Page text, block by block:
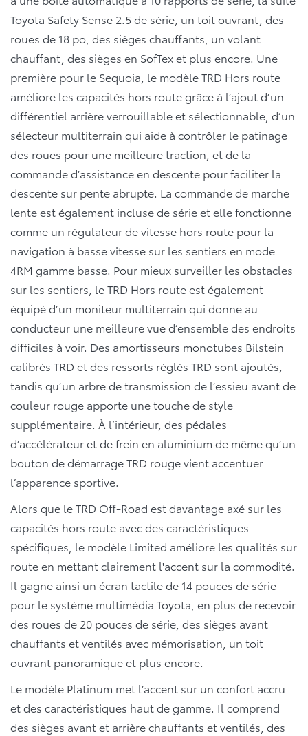
Toyota Safety Sense 2.5 de série, un toit ouvrant, des
roues de 18 po, des sièges chauffants, un volant
chauffant, des sièges en SofTex et plus encore. Une
première pour le Sequoia, le modèle TRD Hors route
améliore les capacités hors route grâce à l’ajout d’un
différentiel arrière verrouillable et sélectionnable, d’un
sélecteur multiterrain qui aide à contrôler le patinage
des roues pour une meilleure traction, et de la
commande d’assistance en descente pour faciliter la
descente sur pente abrupte. La commande de marche
lente est également incluse de série et elle fonctionne
comme un régulateur de vitesse hors route pour la
navigation à basse vitesse sur les sentiers en mode
4RM gamme basse. Pour mieux surveiller les obstacles
sur les sentiers, le TRD Hors route est également
équipé d’un moniteur multiterrain qui donne au
conducteur une meilleure vue d’ensemble des endroits
difficiles à voir. Des amortisseurs monotubes Bilstein
calibrés TRD et des ressorts réglés TRD sont ajoutés,
tandis qu’un arbre de transmission de l’essieu avant de
couleur rouge apporte une touche de style
supplémentaire. À l’intérieur, des pédales
d’accélérateur et de frein en aluminium de même qu’un
bouton de démarrage TRD rouge vient accentuer
l’apparence sportive.
Alors que le TRD Off-Road est davantage axé sur les
capacités hors route avec des caractéristiques
spécifiques, le modèle Limited améliore les qualités sur
route en mettant clairement l'accent sur la commodité.
Il gagne ainsi un écran tactile de 14 pouces de série
pour le système multimédia Toyota, en plus de recevoir
des roues de 20 pouces de série, des sièges avant
chauffants et ventilés avec mémorisation, un toit
ouvrant panoramique et plus encore.
Le modèle Platinum met l’accent sur un confort accru
et des caractéristiques haut de gamme. Il comprend
des sièges avant et arrière chauffants et ventilés, des